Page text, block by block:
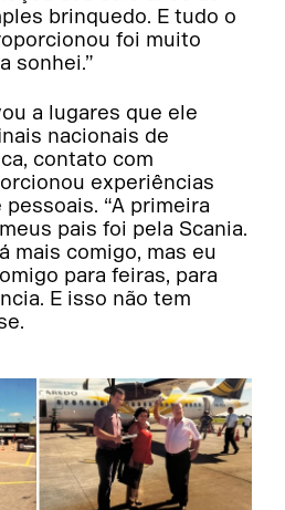
brinquedo. E tudo o
foi muito
sonhei.”
a lugares que ele
nacionais de
contato com
experiências
“A primeira
pais foi pela Scania.
mais comigo, mas eu
para feiras, para
E isso não tem